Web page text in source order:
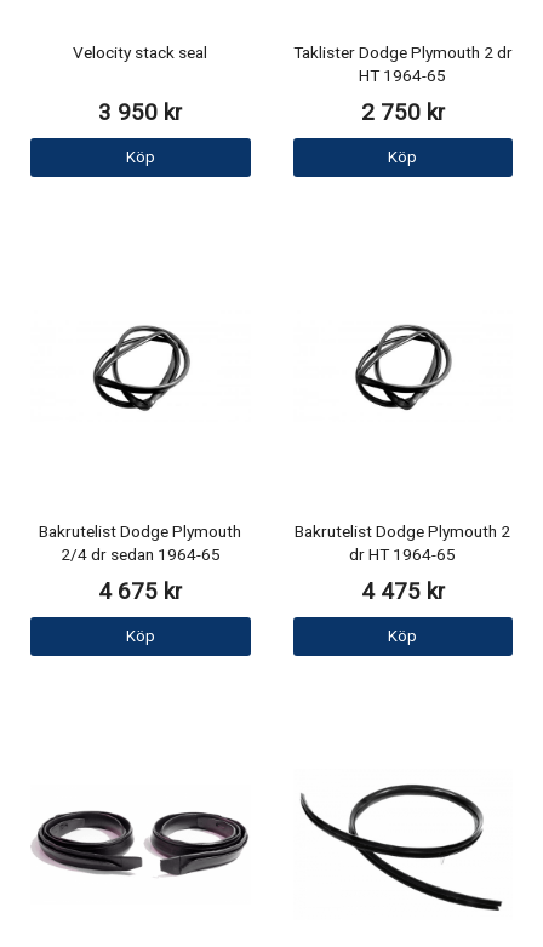
Velocity stack seal
3 950 kr
Köp
Taklister Dodge Plymouth 2 dr
HT 1964-65
2 750 kr
Köp
Bakrutelist Dodge Plymouth
2/4 dr sedan 1964-65
4 675 kr
Köp
Bakrutelist Dodge Plymouth 2
dr HT 1964-65
4 475 kr
Köp